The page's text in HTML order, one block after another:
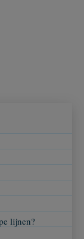
lijnen?